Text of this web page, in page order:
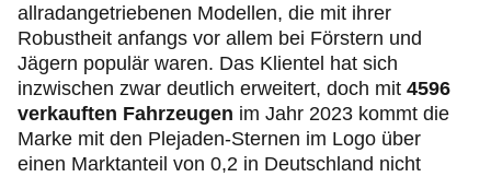
allradangetriebenen Modellen, die mit ihrer
Robustheit anfangs vor allem bei Förstern und
Jägern populär waren. Das Klientel hat sich
inzwischen zwar deutlich erweitert, doch mit 4596
verkauften Fahrzeugen im Jahr 2023 kommt die
Marke mit den Plejaden-Sternen im Logo über
einen Marktanteil von 0,2 in Deutschland nicht